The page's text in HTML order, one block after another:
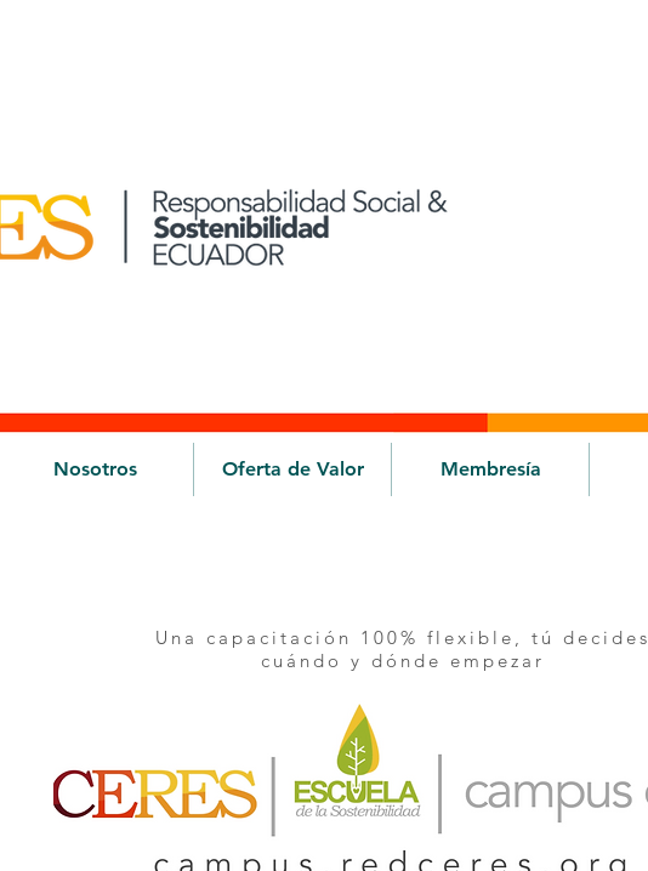
Nosotros Oferta de Valor Membresía
Una capacitación 100% flexible, tú decides
cuándo y dónde empezar